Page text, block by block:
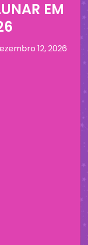
EM
12, 2026